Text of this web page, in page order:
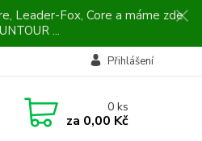
Leader-Fox, Core a máme zde
...
Přihlášení
0ks
za 0,00 Kč